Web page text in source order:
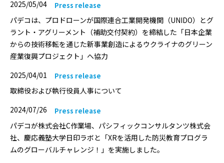
2025/05/04
Press release
パデコは、プロドローンが国際連合工業開発機関（UNIDO）とグ
ラント・アグリーメント（補助交付契約）を締結した「日本企業
からの技術移転を通じた新事業創造によるウクライナのグリーン
産業復興プロジェクト」へ協力
2025/04/01
Press release
取締役および執行役員人事について
2024/07/26
Press release
パデコが株式会社C作業場、パシフィックコンサルタンツ株式会
社、慶応義塾大学日印ラボと「XRを活用した防災教育プログラ
ムのグローバルチャレンジ！」を実施しました。